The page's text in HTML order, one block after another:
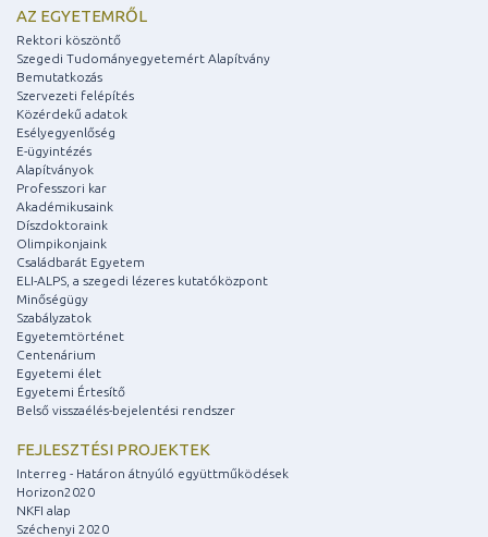
AZ EGYETEMRŐL
Rektori köszöntő
Szegedi Tudományegyetemért Alapítvány
Bemutatkozás
Szervezeti felépítés
Közérdekű adatok
Esélyegyenlőség
E-ügyintézés
Alapítványok
Professzori kar
Akadémikusaink
Díszdoktoraink
Olimpikonjaink
Családbarát Egyetem
ELI-ALPS, a szegedi lézeres kutatóközpont
Minőségügy
Szabályzatok
Egyetemtörténet
Centenárium
Egyetemi élet
Egyetemi Értesítő
Belső visszaélés-bejelentési rendszer
FEJLESZTÉSI PROJEKTEK
Interreg - Határon átnyúló együttműködések
Horizon2020
NKFI alap
Széchenyi 2020